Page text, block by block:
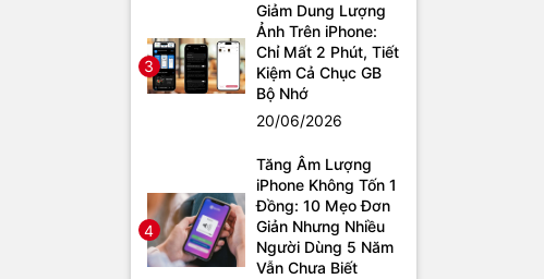
3
Giảm Dung Lượng
Ảnh Trên iPhone:
Chỉ Mất 2 Phút, Tiết
Kiệm Cả Chục GB
Bộ Nhớ
20/06/2026
4
Tăng Âm Lượng
iPhone Không Tốn 1
Đồng: 10 Mẹo Đơn
Giản Nhưng Nhiều
Người Dùng 5 Năm
Vẫn Chưa Biết